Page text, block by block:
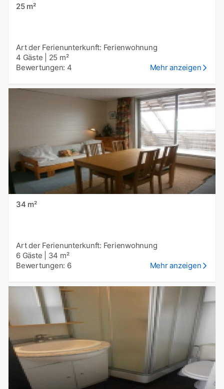
25 m²
Art der Ferienunterkunft: Ferienwohnung
4 Gäste
25 m²
Bewertungen: 4
Mehr anzeigen
34 m²
Art der Ferienunterkunft: Ferienwohnung
6 Gäste
34 m²
Bewertungen: 6
Mehr anzeigen